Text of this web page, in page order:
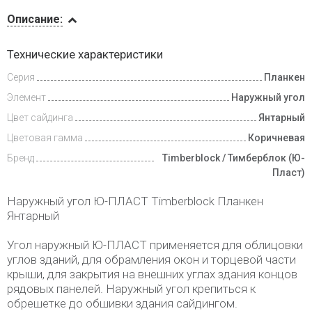
и оплата
Описание:
Технические характеристики
Серия
Планкен
Элемент
Наружный угол
Цвет сайдинга
Янтарный
Цветовая гамма
Коричневая
Бренд
Timberblock / Тимберблок (Ю-
Пласт)
Наружный угол Ю-ПЛАСТ Timberblock Планкен
Янтарный
Угол наружный Ю-ПЛАСТ применяется для облицовки
углов зданий, для обрамления окон и торцевой части
крыши, для закрытия на внешних углах здания концов
рядовых панелей. Наружный угол крепиться к
обрешетке до обшивки здания сайдингом.